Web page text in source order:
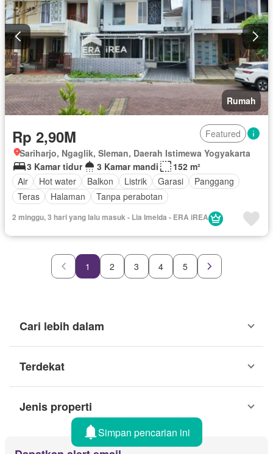
Rumah
Rp 2,90M
Featured
Sariharjo, Ngaglik, Sleman, Daerah Istimewa Yogyakarta
3 Kamar tidur
3 Kamar mandi
152 m²
Air
Hot water Balkon Listrik Garasi
Panggang
Teras
Halaman Tanpa perabotan
2 minggu, 3 hari yang lalu masuk - Lia Imelda - ERA iREA
1 2 3 4 5
Cari lebih dalam
Terdekat
Jenis properti
Simpan pencarian ini